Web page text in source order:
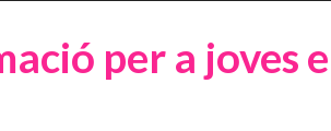
per a joves